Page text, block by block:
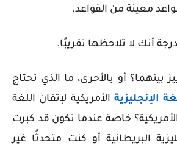
معينة من القواعد.
أنك لا تلاحظها تقريبًا.
بينهما؟ أو بالأحرى، ما الذي تحتاج
الإنجليزية الأمريكية لإتقان اللغة
الأمريكية؟ خاصة عندما تكون قد كبرت
البريطانية أو كنت متحدثًا غير